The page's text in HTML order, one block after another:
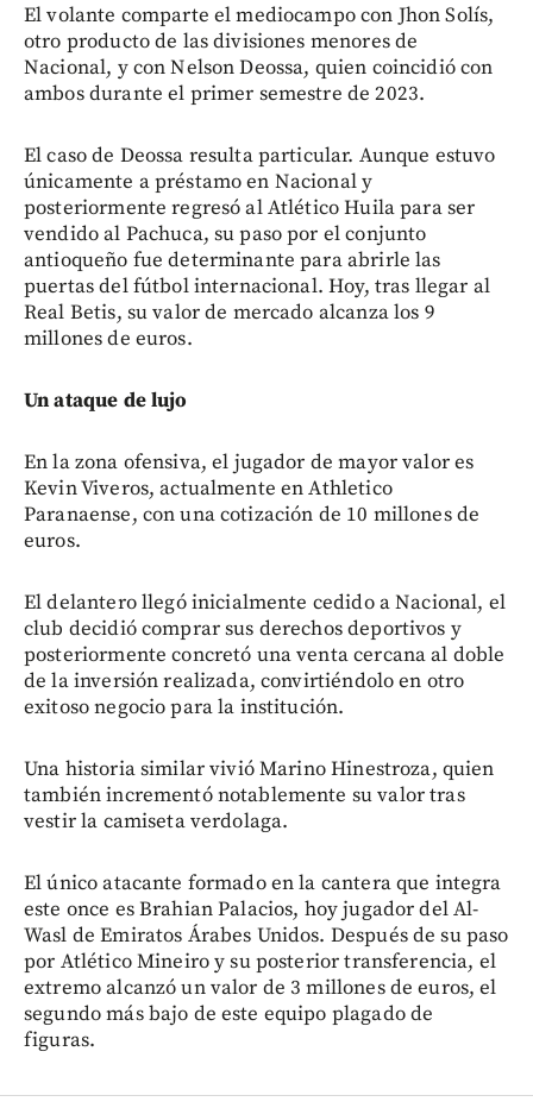
El volante comparte el mediocampo con Jhon Solís,
otro producto de las divisiones menores de
Nacional, y con Nelson Deossa, quien coincidió con
ambos durante el primer semestre de 2023.
El caso de Deossa resulta particular. Aunque estuvo
únicamente a préstamo en Nacional y
posteriormente regresó al Atlético Huila para ser
vendido al Pachuca, su paso por el conjunto
antioqueño fue determinante para abrirle las
puertas del fútbol internacional. Hoy, tras llegar al
Real Betis, su valor de mercado alcanza los 9
millones de euros.
Un ataque de lujo
En la zona ofensiva, el jugador de mayor valor es
Kevin Viveros, actualmente en Athletico
Paranaense, con una cotización de 10 millones de
euros.
El delantero llegó inicialmente cedido a Nacional, el
club decidió comprar sus derechos deportivos y
posteriormente concretó una venta cercana al doble
de la inversión realizada, convirtiéndolo en otro
exitoso negocio para la institución.
Una historia similar vivió Marino Hinestroza, quien
también incrementó notablemente su valor tras
vestir la camiseta verdolaga.
El único atacante formado en la cantera que integra
este once es Brahian Palacios, hoy jugador del Al-
Wasl de Emiratos Árabes Unidos. Después de su paso
por Atlético Mineiro y su posterior transferencia, el
extremo alcanzó un valor de 3 millones de euros, el
segundo más bajo de este equipo plagado de
figuras.